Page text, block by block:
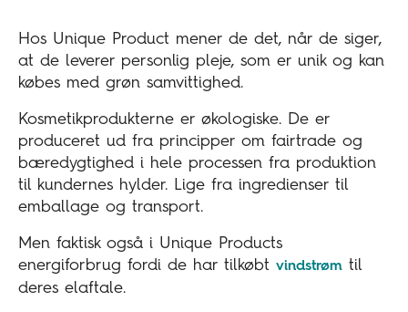
Hos Unique Product mener de det, når de siger,
at de leverer personlig pleje, som er unik og kan
købes med grøn samvittighed.
Kosmetikprodukterne er økologiske. De er
produceret ud fra principper om fairtrade og
bæredygtighed i hele processen fra produktion
til kundernes hylder. Lige fra ingredienser til
emballage og transport.
Men faktisk også i Unique Products
energiforbrug fordi de har tilkøbt vindstrøm til
deres elaftale.